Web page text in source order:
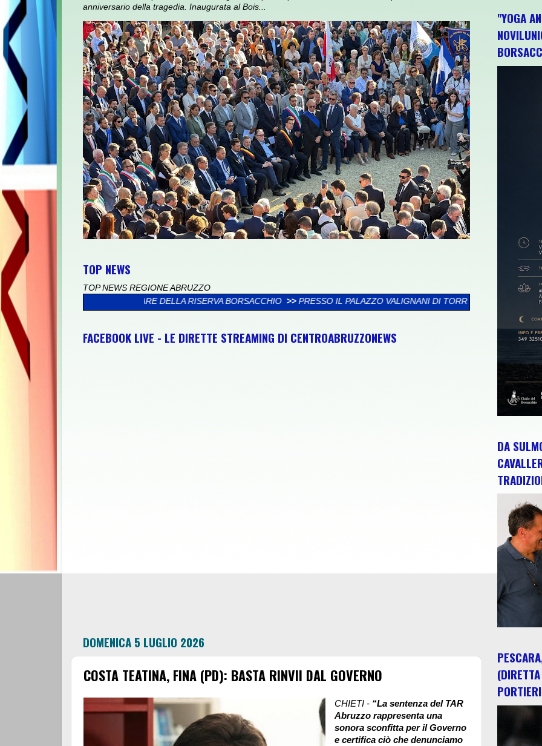
anniversario della tragedia. Inaugurata al Bois...
TOP NEWS
TOP NEWS REGIONE ABRUZZO
IL MARE DELLA RISERVA BORSACCHIO >> PRESSO IL PALAZZO VALIGNANI DI TORREVECCHIA TEATINA SI CHIUDE LA XXVI
FACEBOOK LIVE - LE DIRETTE STREAMING DI CENTROABRUZZONEWS
DOMENICA 5 LUGLIO 2026
COSTA TEATINA, FINA (PD): BASTA RINVII DAL GOVERNO
CHIETI - “La sentenza del TAR
Abruzzo rappresenta una
sonora sconfitta per il Governo
e certifica ciò che denunciamo
"YOGA
DA
PORTIERI